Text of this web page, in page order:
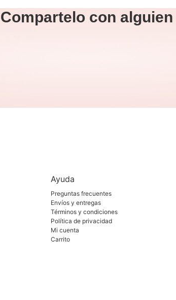
Compartelo con alguien
Ayuda
Preguntas frecuentes
Envíos y entregas
Términos y condiciones
Política de privacidad
Mi cuenta
Carrito